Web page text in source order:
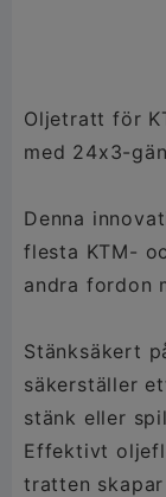
Oljetratt för
med 24x3-
Denna
flesta KTM-
andra fordon
Stänksäkert
säkerställer
stänk eller
Effektivt
tratten